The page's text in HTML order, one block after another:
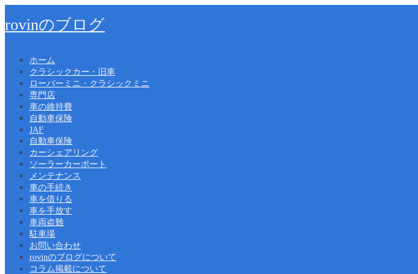
rovinのブログ
ホーム
クラシックカー・旧車
ローバーミニ・クラシックミニ
専門店
車の維持費
自動車保険
JAF
自動車保険
カーシェアリング
ソーラーカーポート
メンテナンス
車の手続き
車を借りる
車を手放す
車両盗難
駐車場
お問い合わせ
rovinのブログについて
コラム掲載について